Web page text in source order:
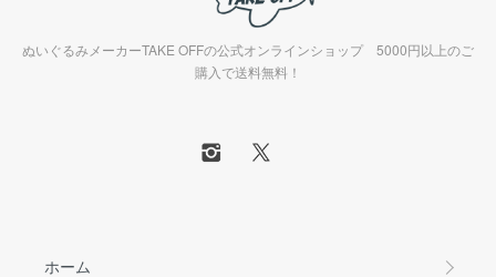
ぬいぐるみメーカーTAKE OFFの公式オンラインショップ 5000円以上のご
購入で送料無料！
ホーム